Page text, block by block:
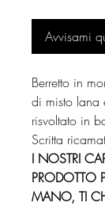
Avvisami
Berretto in
di misto lana
risvoltato in
Scritta
I NOSTRI
PRODOTTO
MANO, TI